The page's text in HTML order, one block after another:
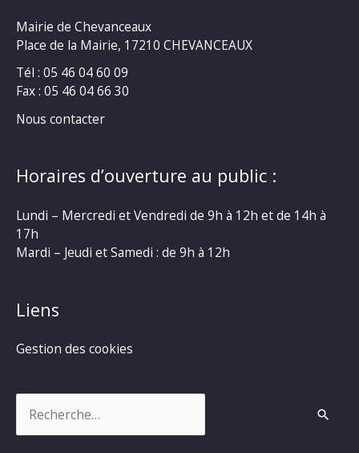
Mairie de Chevanceaux
Place de la Mairie, 17210 CHEVANCEAUX
Tél : 05 46 04 60 09
Fax : 05 46 04 66 30
Nous contacter
Horaires d’ouverture au public :
Lundi – Mercredi et Vendredi de 9h à 12h et de 14h à
17h
Mardi – Jeudi et Samedi : de 9h à 12h
Liens
Gestion des cookies